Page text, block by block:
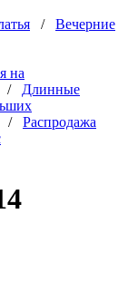
/ Вечерние
на
/ Длинные
/ Распродажа